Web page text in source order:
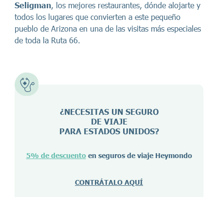
Seligman, los mejores restaurantes, dónde alojarte y
todos los lugares que convierten a este pequeño
pueblo de Arizona en una de las visitas más especiales
de toda la Ruta 66.
¿NECESITAS UN SEGURO
DE VIAJE
PARA ESTADOS UNIDOS?
5% de descuentoen seguros de viaje Heymondo
CONTRÁTALO AQUÍ